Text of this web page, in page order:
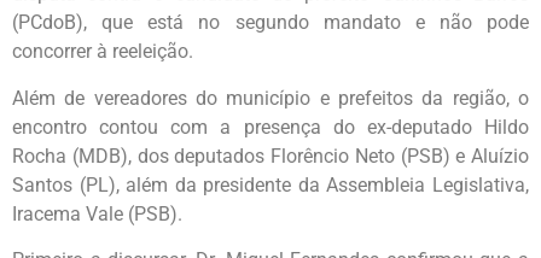
(PCdoB), que está no segundo mandato e não pode
concorrer à reeleição.
Além de vereadores do município e prefeitos da região, o
encontro contou com a presença do ex-deputado Hildo
Rocha (MDB), dos deputados Florêncio Neto (PSB) e Aluízio
Santos (PL), além da presidente da Assembleia Legislativa,
Iracema Vale (PSB).